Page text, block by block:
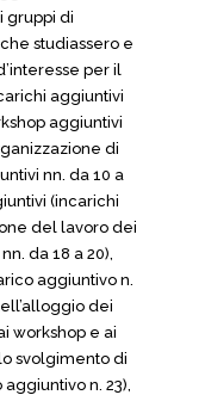
gruppi di
studiassero e
per il
aggiuntivi
aggiuntivi
di
nn. da 10 a
(incarichi
del lavoro dei
da 18 a 20),
aggiuntivo n.
dei
workshop e ai
svolgimento di
n. 23),